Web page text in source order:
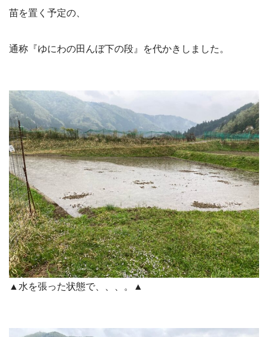
苗を置く予定の、
通称『ゆにわの田んぼ下の段』を代かきしました。
▲水を張った状態で、、、。▲